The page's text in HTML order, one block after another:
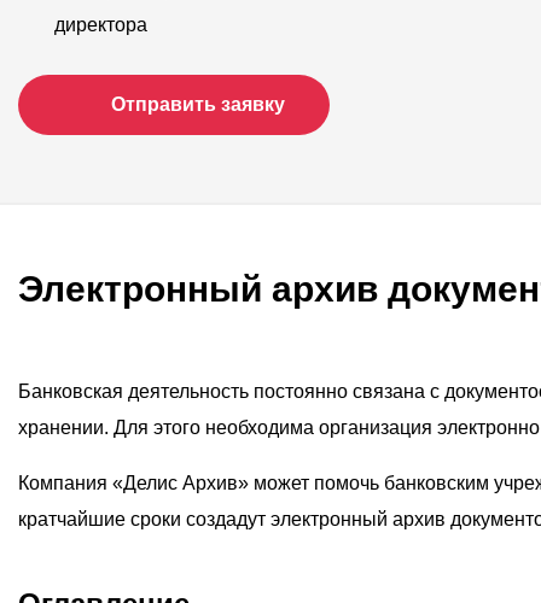
директора
Отправить заявку
Электронный архив
Банковская деятельность постоянно связана с
хранении. Для этого необходима организация
Компания «Делис Архив» может помочь банковским
кратчайшие сроки создадут электронный архив